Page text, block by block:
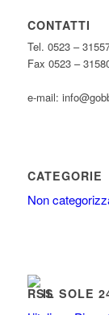
CONTATTI
Tel. 0523 –
Fax 0523 –
e-mail:
CATEGORIE
Non
IL SOLE